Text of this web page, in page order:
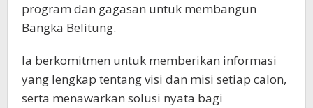
program dan gagasan untuk membangun
Bangka Belitung.
Ia berkomitmen untuk memberikan informasi
yang lengkap tentang visi dan misi setiap calon,
serta menawarkan solusi nyata bagi